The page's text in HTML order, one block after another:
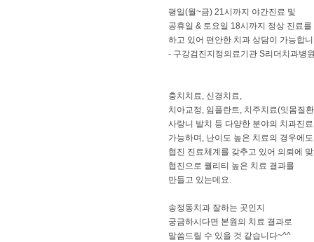
평일(월~금) 21시까지 야간진료 및
공휴일 & 토요일 18시까지 정상 진료를
하고 있어 편안한 치과 상담이 가능합
- 구강검진지정의료기관 S리더치과병
충치치료, 신경치료,
치아교정, 임플란트, 치주치료(잇몸질
사랑니 발치 등 다양한 분야의 치과진
가능하며, 난이도 높은 치료의 경우에도
협진 진료체계를 갖추고 있어 의뢰에
협진으로 퀄리티 높은 치료 결과를
만들고 있는데요.
송정동치과 잘하는 곳인지
궁금하시다면 본원의 치료 결과로
말씀드릴 수 있을 것 같습니다~^^